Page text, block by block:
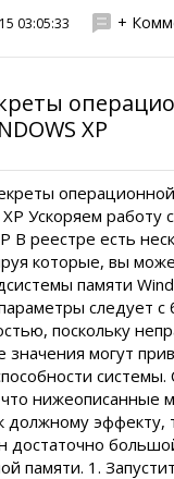
03:05:33 +
XP
Ускоряем работу
В реестре есть
которые, вы
памяти
следует
поскольку
могут
системы.
нижеописанные
должному эффекту,
достаточно
памяти. 1.